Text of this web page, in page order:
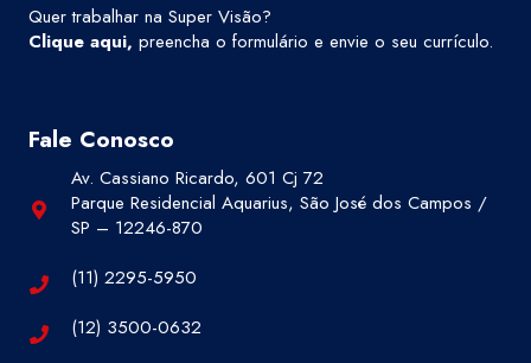
Quer trabalhar na Super Visão?
Clique aqui, preencha o formulário e envie o seu currículo.
Fale Conosco
Av. Cassiano Ricardo, 601 Cj 72
Parque Residencial Aquarius, São José dos Campos /
SP – 12246-870
(11) 2295-5950
(12) 3500-0632